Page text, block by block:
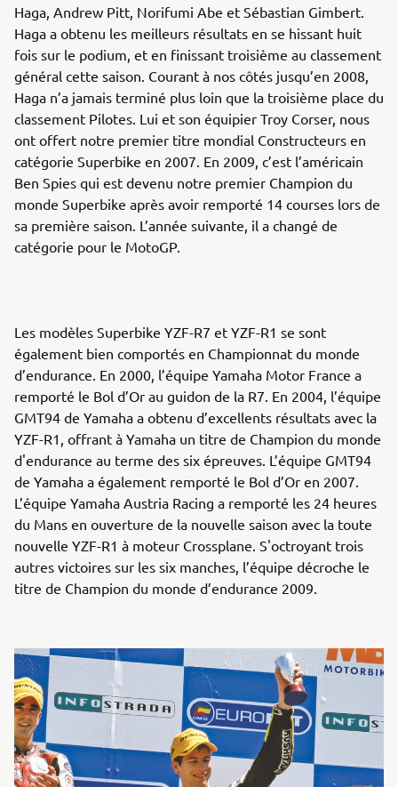
Haga, Andrew Pitt, Norifumi Abe et Sébastian Gimbert.
Haga a obtenu les meilleurs résultats en se hissant huit
fois sur le podium, et en finissant troisième au classement
général cette saison. Courant à nos côtés jusqu’en 2008,
Haga n’a jamais terminé plus loin que la troisième place du
classement Pilotes. Lui et son équipier Troy Corser, nous
ont offert notre premier titre mondial Constructeurs en
catégorie Superbike en 2007. En 2009, c’est l’américain
Ben Spies qui est devenu notre premier Champion du
monde Superbike après avoir remporté 14 courses lors de
sa première saison. L’année suivante, il a changé de
catégorie pour le MotoGP.
Les modèles Superbike YZF-R7 et YZF-R1 se sont
également bien comportés en Championnat du monde
d’endurance. En 2000, l’équipe Yamaha Motor France a
remporté le Bol d’Or au guidon de la R7. En 2004, l’équipe
GMT94 de Yamaha a obtenu d’excellents résultats avec la
YZF-R1, offrant à Yamaha un titre de Champion du monde
d'endurance au terme des six épreuves. L’équipe GMT94
de Yamaha a également remporté le Bol d’Or en 2007.
L’équipe Yamaha Austria Racing a remporté les 24 heures
du Mans en ouverture de la nouvelle saison avec la toute
nouvelle YZF-R1 à moteur Crossplane. S'octroyant trois
autres victoires sur les six manches, l’équipe décroche le
titre de Champion du monde d’endurance 2009.